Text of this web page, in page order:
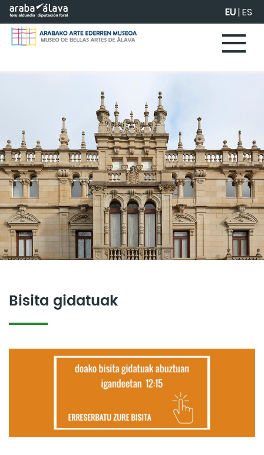
Eduki nagusira joan EU|ES
Bisita gidatuak